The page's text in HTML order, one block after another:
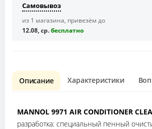
Самовывоз
из 1 магазина, привезём до
12.08, ср.бесплaтно
Описание Характеристики
MANNOL 9971 AIR CONDITIONER
разработка: специальный пенный